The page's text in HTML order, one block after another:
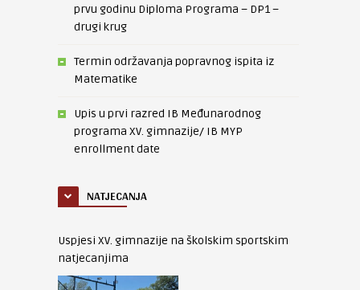
prvu godinu Diploma Programa – DP1 –
drugi krug
Termin održavanja popravnog ispita iz
Matematike
Upis u prvi razred IB Međunarodnog
programa XV. gimnazije/ IB MYP
enrollment date
NATJECANJA
Uspjesi XV. gimnazije na školskim sportskim
natjecanjima